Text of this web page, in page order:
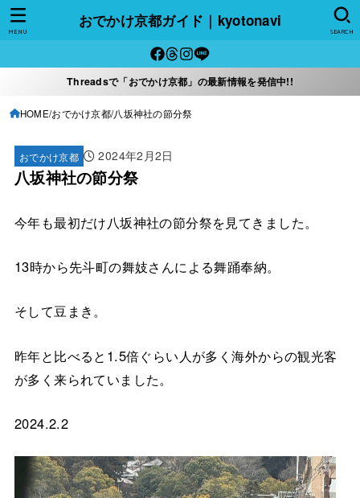
おでかけ京都ガイド｜kyotonavi
SEARCH
MENU
Threadsで「おでかけ京都」の最新情報を発信中!!
HOME おでかけ京都 八坂神社の節分祭
おでかけ京都 2024年2月2日
八坂神社の節分祭
今年も最初だけ八坂神社の節分祭を見てきました。
13時から先斗町の舞妓さんによる舞踊奉納。
そして豆まき。
昨年と比べると1.5倍ぐらい人が多く海外からの観光客
が多く来られていました。
2024.2.2